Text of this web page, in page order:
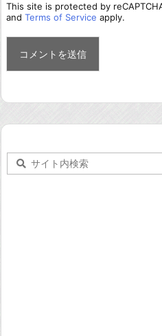
This site is protected by
and Terms of Service apply.